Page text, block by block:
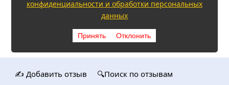
конфиденциальности и обработки персональных
данных
Принять Отклонить
✍️ Добавить отзыв
🔍Поиск по отзывам